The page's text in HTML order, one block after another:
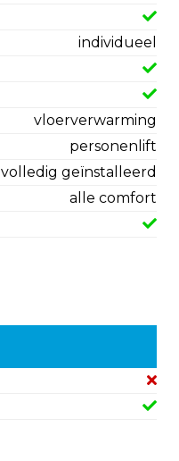
individueel
vloerverwarming
personenlift
volledig geïnstalleerd
alle comfort